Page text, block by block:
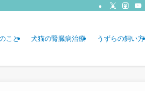
こと 犬猫の腎臓病治療 うずらの飼い方